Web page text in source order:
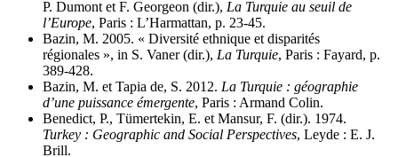
P. Dumont et F. Georgeon (dir.), La Turquie au seuil de
l’Europe, Paris : L’Harmattan, p. 23-45.
Bazin, M. 2005. « Diversité ethnique et disparités
régionales », in S. Vaner (dir.), La Turquie, Paris : Fayard, p.
389-428.
Bazin, M. et Tapia de, S. 2012. La Turquie : géographie
d’une puissance émergente, Paris : Armand Colin.
Benedict, P., Tümertekin, E. et Mansur, F. (dir.). 1974.
Turkey : Geographic and Social Perspectives, Leyde : E. J.
Brill.